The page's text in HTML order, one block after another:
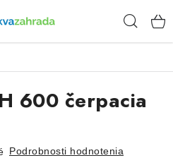
600 čerpacia
Podrobnosti hodnotenia